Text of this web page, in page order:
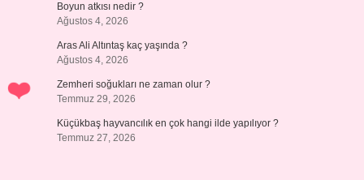
Boyun atkısı nedir ?
Ağustos 4, 2026
Aras Ali Altıntaş kaç yaşında ?
Ağustos 4, 2026
Zemheri soğukları ne zaman olur ?
Temmuz 29, 2026
Küçükbaş hayvancılık en çok hangi ilde yapılıyor ?
Temmuz 27, 2026